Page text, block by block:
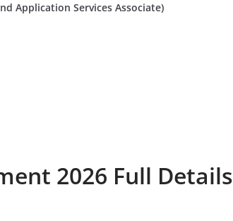
Services Associate)
2026 Full Details